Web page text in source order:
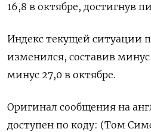
16,8 в октябре, достигнув
Индекс текущей ситуации
изменился, составив
минус 27,0 в октябре.
Оригинал сообщения на
доступен по коду: (Том